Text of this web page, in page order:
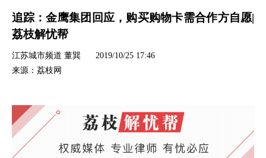
追踪：金鹰集团回应，购买购物卡需合作方自愿|
荔枝解忧帮
江苏城市频道 董巽
2019/10/25 17:46
来源：荔枝网